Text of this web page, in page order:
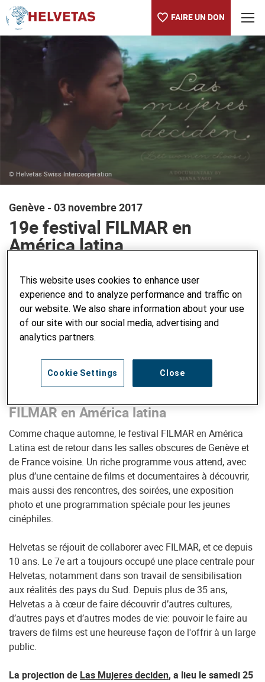
FAIRE UN DON
Table des matières
19e festival FILMAR en América latina
© Helvetas Swiss Intercooperation
Genève - 03 novembre 2017
19e festival FILMAR en
América latina
Le festival FILMAR en América Latina est de retour
du 17 novembre au 3 décembre 2017 à Genève et
en France voisine. Helvetas participe à cet
évènement, qui met le cinéma latino-américain à
l’honneur.
FILMAR en América latina
Comme chaque automne, le festival FILMAR en América
Latina est de retour dans les salles obscures de Genève et
de France voisine. Un riche programme vous attend, avec
plus d’une centaine de films et documentaires à découvrir,
mais aussi des rencontres, des soirées, une exposition
photo et une programmation spéciale pour les jeunes
cinéphiles.
Helvetas se réjouit de collaborer avec FILMAR, et ce depuis
10 ans. Le 7e art a toujours occupé une place centrale pour
Helvetas, notamment dans son travail de sensibilisation
aux réalités des pays du Sud. Depuis plus de 35 ans,
Helvetas a à cœur de faire découvrir d’autres cultures,
d’autres pays et d’autres modes de vie: pouvoir le faire au
travers de films est une heureuse façon de l'offrir à un large
public.
La projection de Las Mujeres deciden, a lieu le samedi 25
This website uses cookies to enhance user
experience and to analyze performance and traffic on
our website. We also share information about your use
of our site with our social media, advertising and
analytics partners.
Close
Cookie Settings